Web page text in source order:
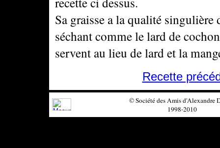
Sa graisse a la qualité
séchant comme le lard de
servent au lieu de lard et la
Recette
© Société des Amis d'Alexandre
1998-2010